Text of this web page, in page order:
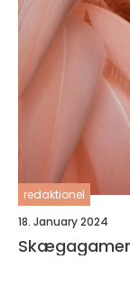
redaktionel
18. January 2024